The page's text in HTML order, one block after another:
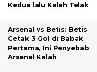
Kedua lalu Kalah Telak
Arsenal vs Betis: Betis
Cetak 3 Gol di Babak
Pertama, Ini Penyebab
Arsenal Kalah